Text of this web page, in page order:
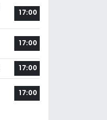
17:00
17:00
17:00
17:00